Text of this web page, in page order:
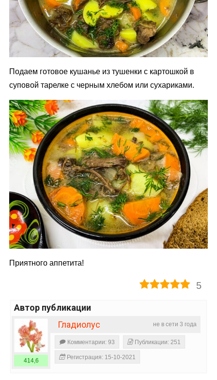
Подаем готовое кушанье из тушенки с картошкой в
суповой тарелке с черным хлебом или сухариками.
Приятного аппетита!
5
Автор публикации
не в сети 3 года
Гладиолус
414,6
Комментарии: 93 Публикации: 251
Регистрация: 15-10-2021